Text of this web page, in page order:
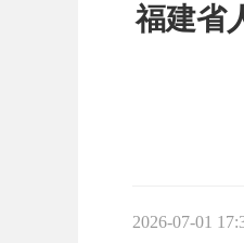
福建省
2026-07-01